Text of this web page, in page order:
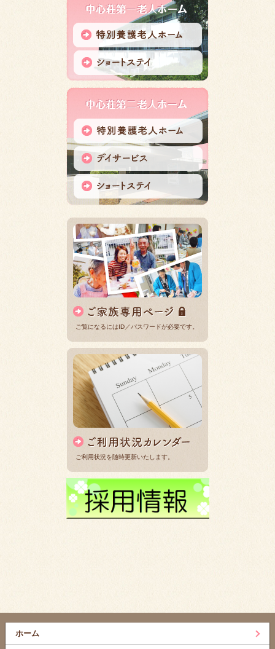
ご覧になるにはID／パスワードが必要です。
ご利用状況を随時更新いたします。
ホーム